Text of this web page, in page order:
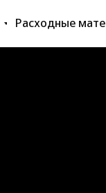
Расходные